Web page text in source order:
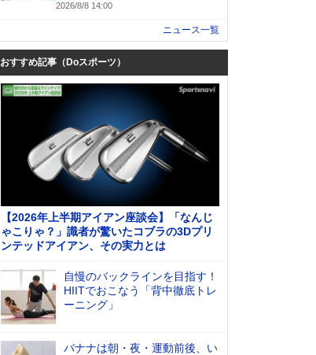
2026/8/8 14:00
ニュース一覧
おすすめ記事（Doスポーツ）
【2026年上半期アイアン座談会】「なんじ
ゃこりゃ？」識者が驚いたコブラの3Dプリ
ンテッドアイアン、その実力とは
自慢のバックラインを目指す！
HIITでおこなう「背中徹底トレ
ーニング」
バナナは朝・夜・運動前後、い